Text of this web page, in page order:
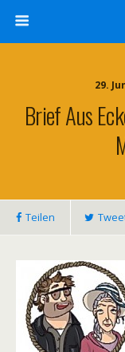
29.
Brief Aus
Teilen